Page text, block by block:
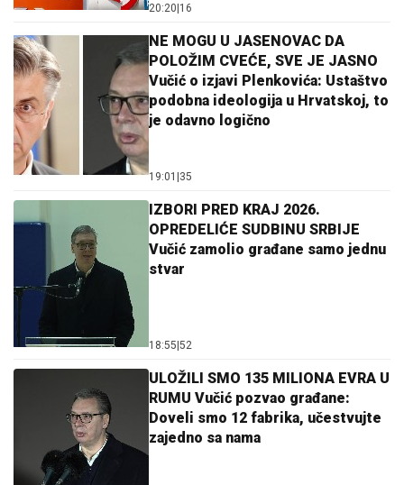
20:20 16
NE MOGU U JASENOVAC DA
POLOŽIM CVEĆE, SVE JE JASNO
Vučić o izjavi Plenkovića: Ustaštvo
podobna ideologija u Hrvatskoj, to
je odavno logično
19:01 35
IZBORI PRED KRAJ 2026.
OPREDELIĆE SUDBINU SRBIJE
Vučić zamolio građane samo jednu
stvar
18:55 52
ULOŽILI SMO 135 MILIONA EVRA U
RUMU Vučić pozvao građane:
Doveli smo 12 fabrika, učestvujte
zajedno sa nama